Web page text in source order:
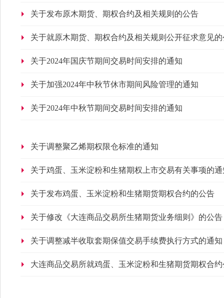
关于发布原木期货、期权合约及相关规则的公告
关于就原木期货、期权合约及相关规则公开征求意见
关于2024年国庆节期间交易时间安排的通知
关于加强2024年中秋节休市期间风险管理的通知
关于2024年中秋节期间交易时间安排的通知
关于调整聚乙烯期权限仓标准的通知
关于鸡蛋、玉米淀粉和生猪期权上市交易有关事项的通
关于发布鸡蛋、玉米淀粉和生猪期货期权合约的公告
关于修改《大连商品交易所生猪期货业务细则》的公告
关于调整减半收取套期保值交易手续费执行方式的通知
大连商品交易所就鸡蛋、玉米淀粉和生猪期货期权合